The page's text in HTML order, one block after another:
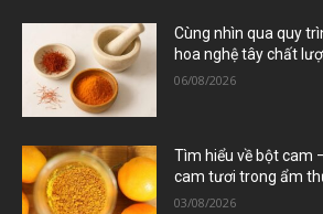
Cùng nhìn qua quy
hoa nghệ tây chất
06/08/2026
Tìm hiểu về bột cam
cam tươi trong ẩm
03/08/2026